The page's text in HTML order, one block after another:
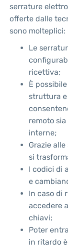
serrature
offerte dalle
sono molteplici:
Le
ricettiva;
È
struttura
remoto
interne;
Grazie
si
I codici di
e
In caso di
accedere
chiavi;
Poter
in ritardo